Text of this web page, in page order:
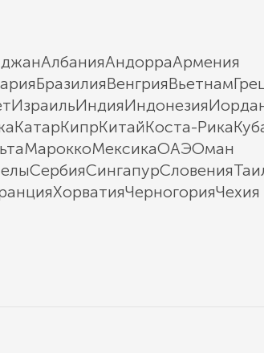
АлбанияАндорраАрмения
БразилияВенгрияВьетнам
ИзраильИндияИндонезия
КатарКипрКитайКоста-Рика
МароккоМексикаОАЭОман
СербияСингапурСловения
ХорватияЧерногорияЧехия